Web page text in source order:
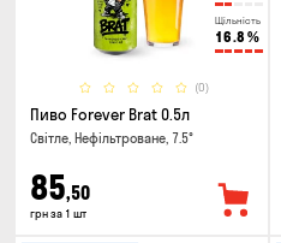
Щільність
16.8 %
(0)
Пиво Forever Brat 0.5л
Світле, Нефільтроване, 7.5°
85,50
грн за 1 шт